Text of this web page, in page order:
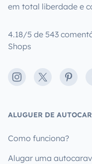
em total liberdade e
4.18/5 de 543
Shops
Instagram
X
ALUGUER DE
Como funciona?
Alugar uma